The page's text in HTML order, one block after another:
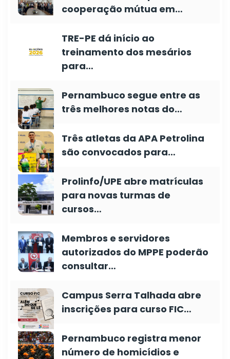
cooperação mútua em…
TRE-PE dá início ao
treinamento dos mesários
para…
Pernambuco segue entre as
três melhores notas do…
Três atletas da APA Petrolina
são convocados para…
Prolinfo/UPE abre matrículas
para novas turmas de
cursos…
Membros e servidores
autorizados do MPPE poderão
consultar…
Campus Serra Talhada abre
inscrições para curso FIC…
Pernambuco registra menor
número de homicídios e